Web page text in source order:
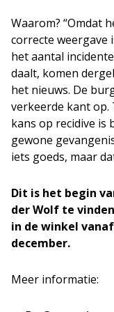
Waarom? “Omdat
correcte weergave
het aantal
daalt, komen
het nieuws. De
verkeerde kant op.
kans op recidive is
gewone
iets goeds, maar
Dit is het begin
der Wolf te
in de winkel
december.
Meer informatie: